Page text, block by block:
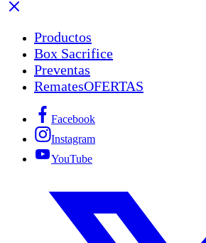
Productos
Box Sacrifice
Preventas
RematesOFERTAS
Facebook
Instagram
YouTube